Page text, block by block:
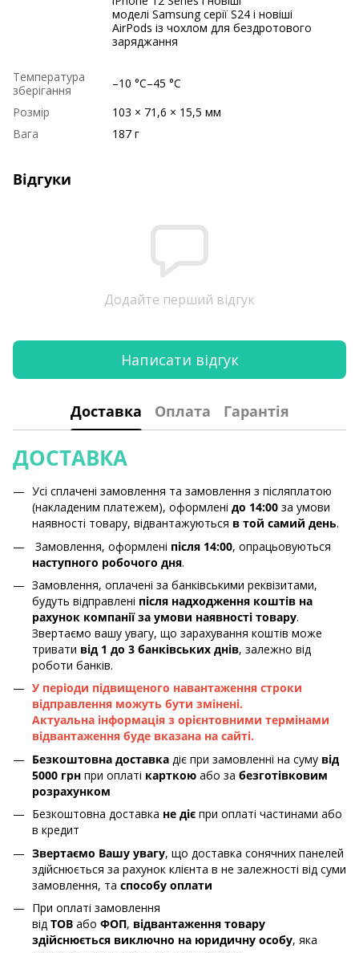
моделі Samsung серії S24 і новіші
AirPods із чохлом для бездротового
заряджання
Температура
зберігання
–10 °C–45 °C
Розмір
103 × 71,6 × 15,5 мм
Вага
187 г
Відгуки
Додайте перший відгук
Написати відгук
Доставка Оплата Гарантія
ДОСТАВКА
Усі сплачені замовлення та замовлення з післяплатою
(накладеним платежем), оформлені до 14:00 за умови
наявності товару, відвантажуються в той самий день.
Замовлення, оформлені після 14:00, опрацьовуються
наступного робочого дня.
Замовлення, оплачені за банківськими реквізитами,
будуть відправлені після надходження коштів на
рахунок компанії за умови наявності товару.
Звертаємо вашу увагу, що зарахування коштів може
тривати від 1 до 3 банківських днів, залежно від
роботи банків.
У періоди підвищеного навантаження строки
відправлення можуть бути змінені.
Актуальна інформація з орієнтовними термінами
відвантаження буде вказана на сайті.
Безкоштовна доставка діє при замовленні на суму від
5000 грн при оплаті карткою або за безготівковим
розрахунком
Безкоштовна доставка не діє при оплаті частинами або
в кредит
Звертаємо Вашу увагу, що доставка сонячних панелей
здійснюється за рахунок клієнта в не залежності від суми
замовлення, та способу оплати
При оплаті замовлення
від ТОВ або ФОП, відвантаження товару
здійснюється виключно на юридичну особу, яка